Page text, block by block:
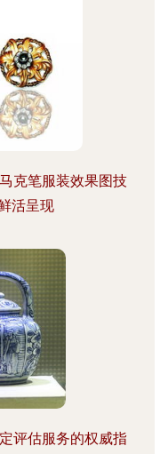
克笔服装效果图技
活呈现
评估服务的权威指